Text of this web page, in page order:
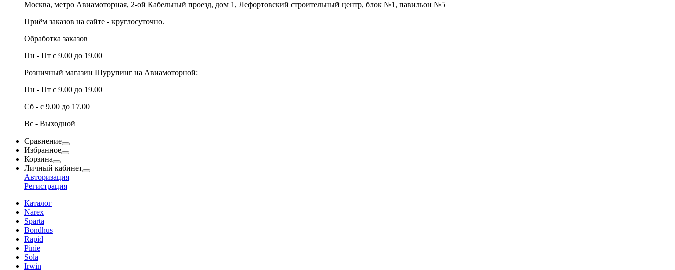
Москва, метро Авиамоторная, 2-ой Кабельный проезд, дом 1, Лефортовский строительный центр, блок №1, павильон №5
Приём заказов на сайте - круглосуточно.
Обработка заказов
Пн - Пт с 9.00 до 19.00
Розничный магазин Шурупинг на Авиамоторной:
Пн - Пт с 9.00 до 19.00
Сб - с 9.00 до 17.00
Вс - Выходной
Сравнение
Избранное
Корзина
Личный кабинет
Авторизация
Регистрация
Каталог
Narex
Sparta
Bondhus
Rapid
Pinie
Sola
Irwin